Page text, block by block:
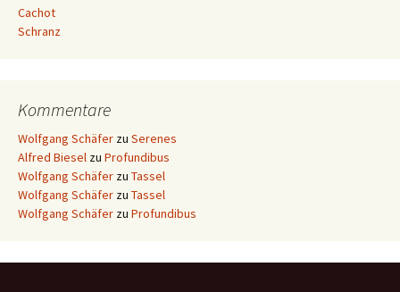
Cachot
Schranz
Kommentare
Wolfgang Schäfer zu Serenes
Alfred Biesel zu Profundibus
Wolfgang Schäfer zu Tassel
Wolfgang Schäfer zu Tassel
Wolfgang Schäfer zu Profundibus